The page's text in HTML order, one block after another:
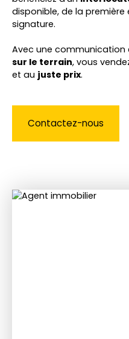
disponible, de la première
signature.
Avec une communication
sur le terrain, vous
et au juste prix.
Contactez-nous